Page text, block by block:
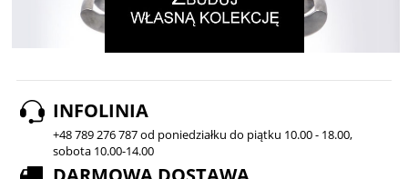
INFOLINIA
+48 789 276 787 od poniedziałku do piątku 10.00 - 18.00,
sobota 10.00-14.00